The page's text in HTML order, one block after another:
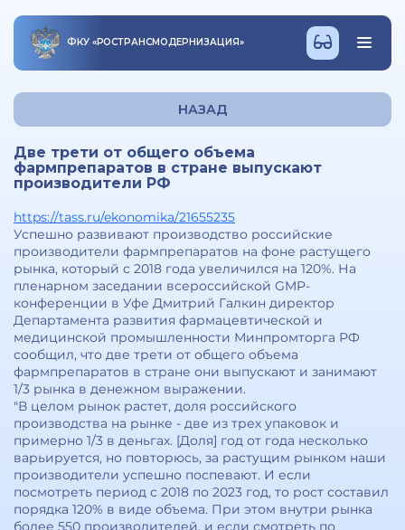
ФКУ «РОСТРАНСМОДЕРНИЗАЦИЯ»
НАЗАД
Две трети от общего объема
фармпрепаратов в стране выпускают
производители РФ
https://tass.ru/ekonomika/21655235
Успешно развивают производство российские
производители фармпрепаратов на фоне растущего
рынка, который с 2018 года увеличился на 120%. На
пленарном заседании всероссийской GMP-
конференции в Уфе Дмитрий Галкин директор
Департамента развития фармацевтической и
медицинской промышленности Минпромторга РФ
сообщил, что две трети от общего объема
фармпрепаратов в стране они выпускают и занимают
1/3 рынка в денежном выражении.
"В целом рынок растет, доля российского
производства на рынке - две из трех упаковок и
примерно 1/3 в деньгах. [Доля] год от года несколько
варьируется, но повторюсь, за растущим рынком наши
производители успешно поспевают. И если
посмотреть период с 2018 по 2023 год, то рост составил
порядка 120% в виде объема. При этом внутри рынка
более 550 производителей, и если смотреть по